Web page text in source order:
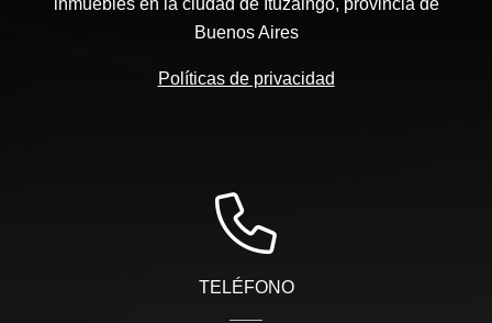
inmuebles en la ciudad de Ituzaingo, provincia de
Buenos Aires
Políticas de privacidad
TELÉFONO